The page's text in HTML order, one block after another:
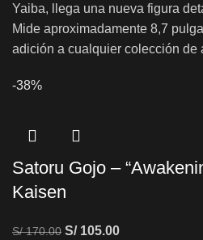
Yaiba, llega una nueva figura
Mide aproximadamente 8,7
adición a cualquier colección de
-38%
Satoru Gojo –
Kaisen
S/170.00 S/105.00